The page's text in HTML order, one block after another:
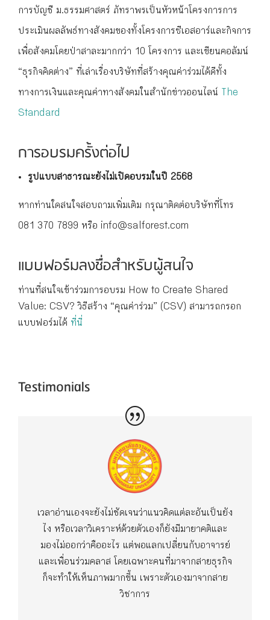
การบัญชี ม.ธรรมศาสตร์ ภัทราพรเป็นหัวหน้าโครงการการ
ประเมินผลลัพธ์ทางสังคมของทั้งโครงการซีเอสอาร์และกิจการ
เพื่อสังคมโดยป่าสาละมากกว่า 10 โครงการ และเขียนคอลัมน์
“ธุรกิจคิดต่าง” ที่เล่าเรื่องบริษัทที่สร้างคุณค่าร่วมได้ดีทั้ง
ทางการเงินและคุณค่าทางสังคมในสำนักข่าวออนไลน์ The
Standard
การอบรมครั้งต่อไป
รูปแบบสาธารณะยังไม่เปิดอบรมในปี 2568
หากท่านใดสนใจสอบถามเพิ่มเติม กรุณาติดต่อบริษัทที่โทร
081 370 7899 หรือ info@salforest.com
แบบฟอร์มลงชื่อสำหรับผู้สนใจ
ท่านที่สนใจเข้าร่วมการอบรม How to Create Shared
Value: CSV? วิธีสร้าง “คุณค่าร่วม” (CSV) สามารถกรอก
แบบฟอร์มได้ ที่นี
Testimonials
เวลาอ่านเองจะยังไม่ชัดเจนว่าแนวคิดแต่ละอันเป็นยัง
ไง หรือเวลาวิเคราะห์ด้วยตัวเองก็ยังมีมายาคติและ
มองไม่ออกว่าคืออะไร แต่พอแลกเปลี่ยนกับอาจารย์
และเพื่อนร่วมคลาส โดยเฉพาะคนที่มาจากสายธุรกิจ
ก็จะทำให้เห็นภาพมากขึ้น เพราะตัวเองมาจากสาย
วิชาการ